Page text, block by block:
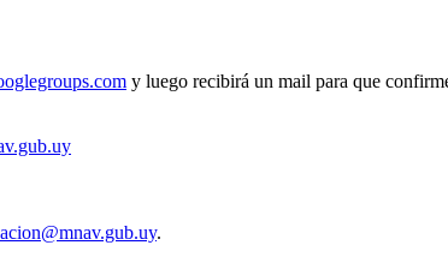
y luego recibirá un mail para que
.